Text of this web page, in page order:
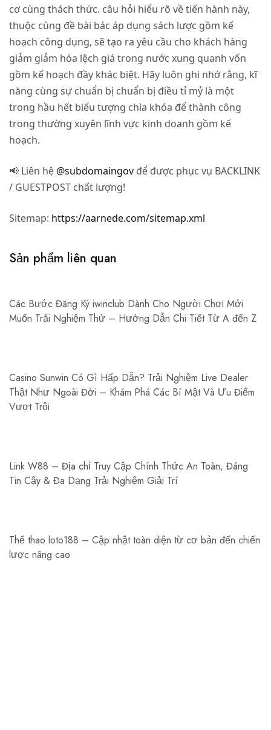
cơ cùng thách thức. câu hỏi hiểu rõ về tiến hành này,
thuộc cùng đề bài bác áp dụng sách lược gồm kế
hoạch công dụng, sẽ tạo ra yêu cầu cho khách hàng
giảm giảm hóa lệch giá trong nước xung quanh vốn
gồm kế hoạch đầy khác biệt. Hãy luôn ghi nhớ rằng, kĩ
năng cùng sự chuẩn bị chuẩn bị điều tỉ mỷ là một
trong hầu hết biểu tượng chìa khóa để thành công
trong thường xuyên lĩnh vực kinh doanh gồm kế
hoạch.
📢 Liên hệ @subdomaingov để được phục vụ BACKLINK
/ GUESTPOST chất lượng!
Sitemap: https://aarnede.com/sitemap.xml
Sản phẩm liên quan
Các Bước Đăng Ký iwinclub Dành Cho Người Chơi Mới
Muốn Trải Nghiệm Thử – Hướng Dẫn Chi Tiết Từ A đến Z
Casino Sunwin Có Gì Hấp Dẫn? Trải Nghiệm Live Dealer
Thật Như Ngoài Đời – Khám Phá Các Bí Mật Và Ưu Điểm
Vượt Trội
Link W88 – Địa chỉ Truy Cập Chính Thức An Toàn, Đáng
Tin Cậy & Đa Dạng Trải Nghiệm Giải Trí
Thể thao loto188 – Cập nhật toàn diện từ cơ bản đến chiến
lược nâng cao